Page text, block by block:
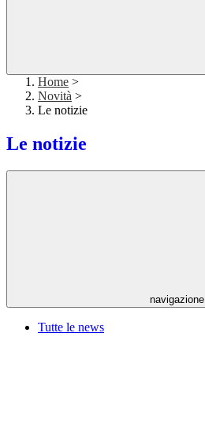
Home >
Novità >
Le notizie
Le notizie
navigazione
Tutte le news